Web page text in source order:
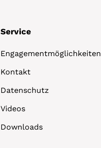
Service
Engagementmöglichkeiten
Kontakt
Datenschutz
Videos
Downloads